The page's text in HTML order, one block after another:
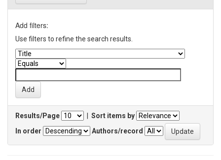
Add filters:
Use filters to refine the search results.
Results/Page
Sort items by
In order
Authors/record